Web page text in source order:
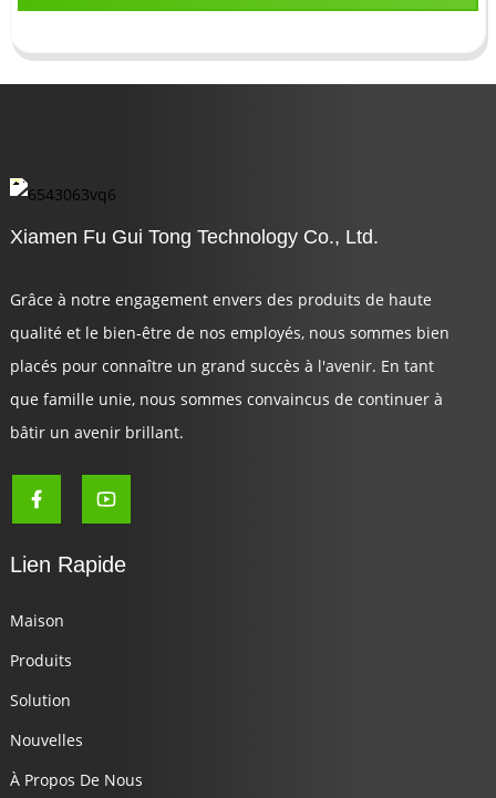
Xiamen Fu Gui Tong Technology Co., Ltd.
Grâce à notre engagement envers des produits de haute
qualité et le bien-être de nos employés, nous sommes bien
placés pour connaître un grand succès à l'avenir. En tant
que famille unie, nous sommes convaincus de continuer à
bâtir un avenir brillant.
Lien Rapide
Maison
Produits
Solution
Nouvelles
À Propos De Nous